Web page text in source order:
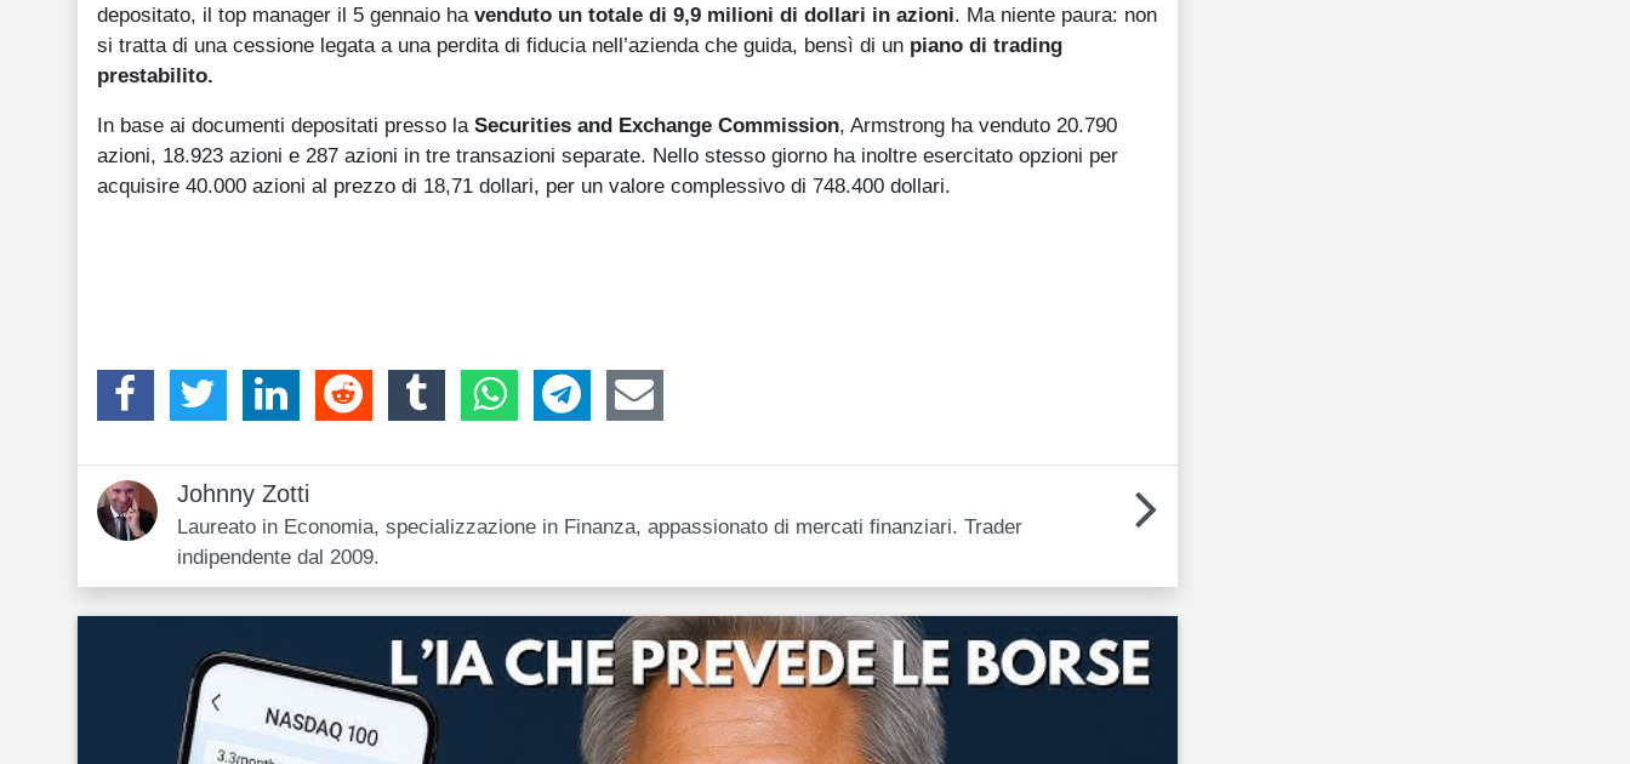
depositato, il top manager il 5 gennaio ha venduto un totale di 9,9 milioni di dollari in azioni. Ma niente paura: non
si tratta di una cessione legata a una perdita di fiducia nell’azienda che guida, bensì di un piano di trading
prestabilito.
In base ai documenti depositati presso la Securities and Exchange Commission, Armstrong ha venduto 20.790
azioni, 18.923 azioni e 287 azioni in tre transazioni separate. Nello stesso giorno ha inoltre esercitato opzioni per
acquisire 40.000 azioni al prezzo di 18,71 dollari, per un valore complessivo di 748.400 dollari.
Johnny Zotti
Laureato in Economia, specializzazione in Finanza, appassionato di mercati finanziari. Trader
indipendente dal 2009.